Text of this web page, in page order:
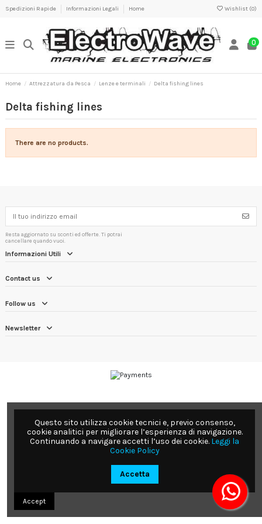
Spedizioni Rapide Informazioni Legali Home Wishlist (0)
0
Home Attrezzatura da Pesca Lenze e terminali Delta fishing lines
Delta fishing lines
There are no products.
Resta aggiornato su sconti ed offerte. Ti potrai
cancellare quando vuoi.
Informazioni Utili
Contact us
Follow us
Newsletter
Questo sito utilizza cookie tecnici e, previo consenso,
cookie analitici per migliorare l’esperienza di navigazione.
Continuando a navigare accetti l’uso dei cookie. Leggi la
Cookie Policy
Accetta
Accept